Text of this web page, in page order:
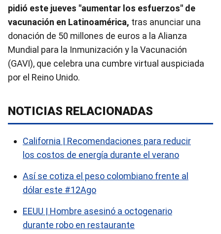
pidió este jueves "aumentar los esfuerzos" de
vacunación en Latinoamérica, tras anunciar una
donación de 50 millones de euros a la Alianza
Mundial para la Inmunización y la Vacunación
(GAVI), que celebra una cumbre virtual auspiciada
por el Reino Unido.
NOTICIAS RELACIONADAS
California | Recomendaciones para reducir
los costos de energía durante el verano
Así se cotiza el peso colombiano frente al
dólar este #12Ago
EEUU | Hombre asesinó a octogenario
durante robo en restaurante